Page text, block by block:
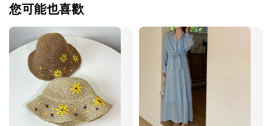
您可能也喜歡